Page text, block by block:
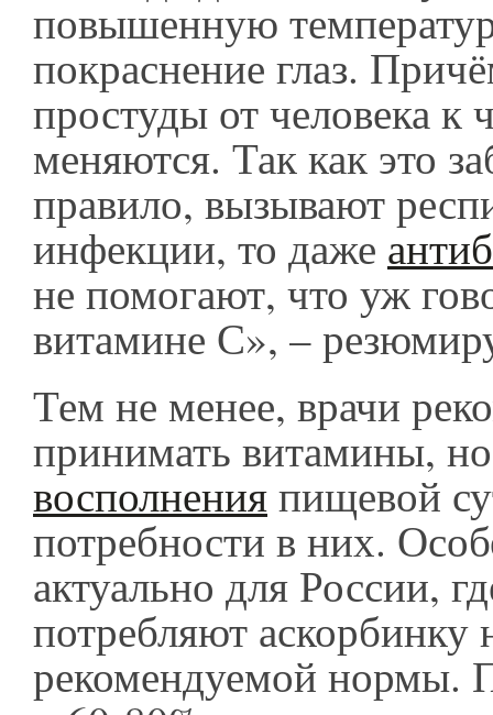
повышенную
покраснение глаз.
простуды от человека к
меняются. Так как это
правило, вызывают
инфекции, то даже
не помогают, что уж
витамине С», –
Тем не менее, врачи
принимать витамины,
восполненияпищевой
потребности в них.
актуально для России,
потребляют аскорбинку
рекомендуемой нормы.